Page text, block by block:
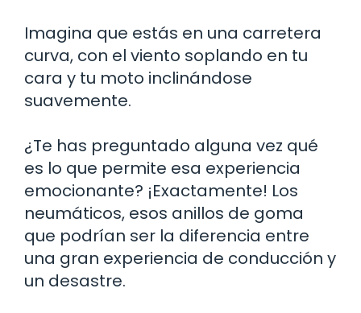
Imagina que estás en una carretera
curva, con el viento soplando en tu
cara y tu moto inclinándose
suavemente.
¿Te has preguntado alguna vez qué
es lo que permite esa experiencia
emocionante? ¡Exactamente! Los
neumáticos, esos anillos de goma
que podrían ser la diferencia entre
una gran experiencia de conducción y
un desastre.